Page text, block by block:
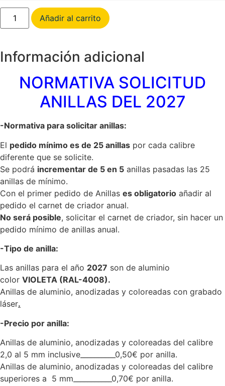
5
Anillas
del
mm
cantidad
Añadir al carrito
Información adicional
NORMATIVA SOLICITUD
ANILLAS DEL 2027
-Normativa para solicitar anillas:
El pedido mínimo es de 25 anillas por cada calibre
diferente que se solicite.
Se podrá incrementar de 5 en 5 anillas pasadas las 25
anillas de mínimo.
Con el primer pedido de Anillas es obligatorio añadir al
pedido el carnet de criador anual.
No será posible, solicitar el carnet de criador, sin hacer un
pedido mínimo de anillas anual.
-Tipo de anilla:
Las anillas para el año 2027 son de aluminio
color VIOLETA (RAL-4008).
Anillas de aluminio, anodizadas y coloreadas con grabado
láser.
-Precio por anilla:
Anillas de aluminio, anodizadas y coloreadas del calibre
2,0 al 5 mm inclusive__________0,50€ por anilla.
Anillas de aluminio, anodizadas y coloreadas del calibre
superiores a 5 mm___________0,70€ por anilla.